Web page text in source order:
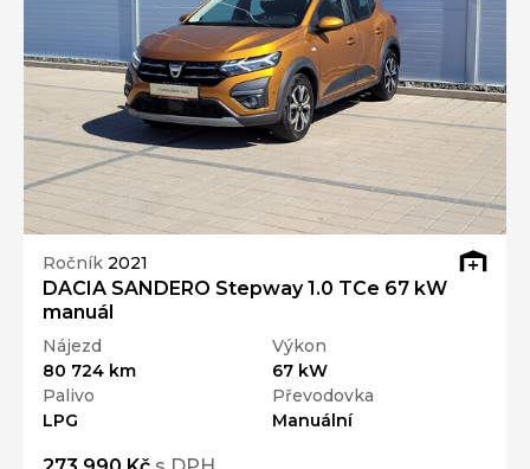
Ročník 2021
DACIA SANDERO Stepway 1.0 TCe 67 kW
manuál
Nájezd
80 724 km
Výkon
67 kW
Palivo
LPG
Převodovka
Manuální